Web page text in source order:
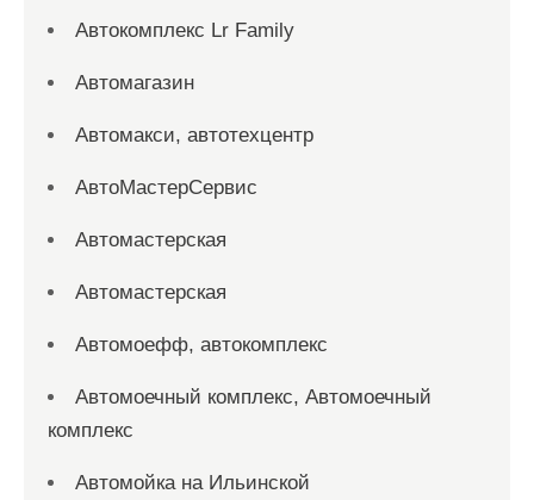
Автокомплекс Lr Family
Автомагазин
Автомакси, автотехцентр
АвтоМастерСервис
Автомастерская
Автомастерская
Автомоефф, автокомплекс
Автомоечный комплекс, Автомоечный
комплекс
Автомойка на Ильинской